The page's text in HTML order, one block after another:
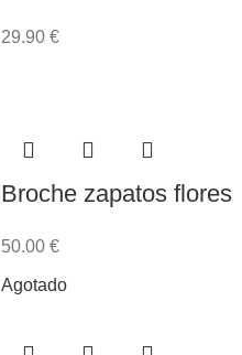
29.90 €
Broche zapatos flores
50.00 €
Agotado